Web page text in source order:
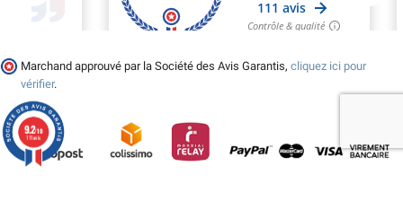
Marchand approuvé par la Société des Avis Garantis, cliquez ici pour
vérifier.
9.2/10
111 avis